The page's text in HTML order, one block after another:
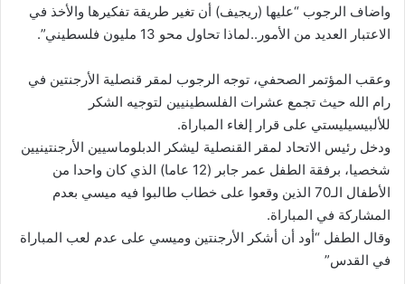
واضاف الرجوب “عليها (ريجيف) أن تغير طريقة تفكيرها والأخذ في
الاعتبار العديد من الأمور..لماذا تحاول محو 13 مليون فلسطيني”.
وعقب المؤتمر الصحفي، توجه الرجوب لمقر قنصلية الأرجنتين في
رام الله حيث تجمع عشرات الفلسطينيين لتوجيه الشكر
للألبيسيليستي على قرار إلغاء المباراة.
ودخل رئيس الاتحاد لمقر القنصلية ليشكر الدبلوماسيين الأرجنتينيين
شخصيا، برفقة الطفل عمر جابر (12 عاما) الذي كان واحدا من
الأطفال الـ70 الذين وقعوا على خطاب طالبوا فيه ميسي بعدم
المشاركة في المباراة.
وقال الطفل “أود أن أشكر الأرجنتين وميسي على عدم لعب المباراة
في القدس”